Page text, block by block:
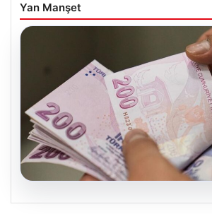
Yan Manşet
05.08.2026